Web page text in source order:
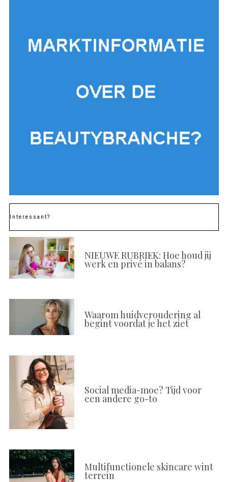
Interessant?
NIEUWE RUBRIEK: Hoe houd jij
werk en privé in balans?
Waarom huidveroudering al
begint voordat je het ziet
Social media-moe? Tijd voor
een andere go-to
Multifunctionele skincare wint
terrein